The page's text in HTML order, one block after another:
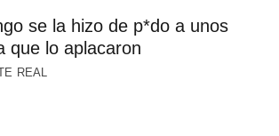
se la hizo de p*do a unos
que lo aplacaron
REAL